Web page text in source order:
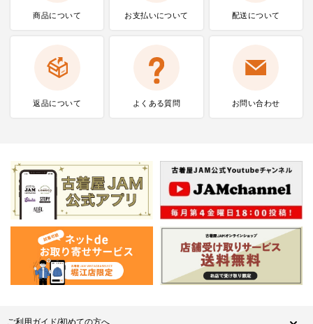
商品について お支払いについて 配送について
返品について よくある質問 お問い合わせ
ご利用ガイド/初めての方へ